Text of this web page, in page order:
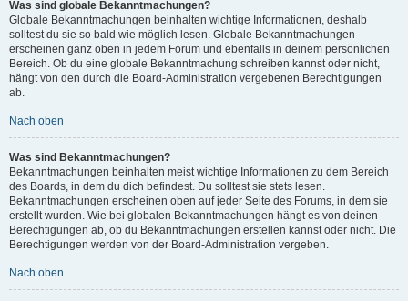
Was sind globale Bekanntmachungen?
Globale Bekanntmachungen beinhalten wichtige Informationen, deshalb
solltest du sie so bald wie möglich lesen. Globale Bekanntmachungen
erscheinen ganz oben in jedem Forum und ebenfalls in deinem persönlichen
Bereich. Ob du eine globale Bekanntmachung schreiben kannst oder nicht,
hängt von den durch die Board-Administration vergebenen Berechtigungen
ab.
Nach oben
Was sind Bekanntmachungen?
Bekanntmachungen beinhalten meist wichtige Informationen zu dem Bereich
des Boards, in dem du dich befindest. Du solltest sie stets lesen.
Bekanntmachungen erscheinen oben auf jeder Seite des Forums, in dem sie
erstellt wurden. Wie bei globalen Bekanntmachungen hängt es von deinen
Berechtigungen ab, ob du Bekanntmachungen erstellen kannst oder nicht. Die
Berechtigungen werden von der Board-Administration vergeben.
Nach oben